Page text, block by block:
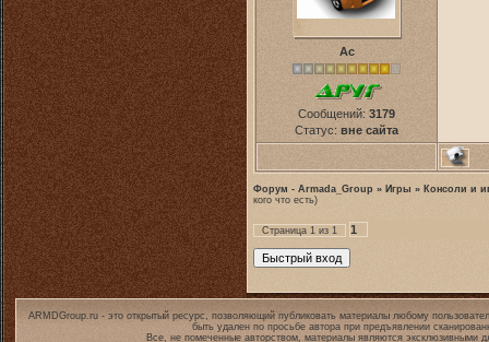
Ас
Сообщений: 3179
Статус: вне сайта
Форум - Armada_Group » Игры » Консоли и
кого что есть)
Страница 1 из 1 1
ARMDGroup.ru - это открытый ресурс, позволяющий публиковать материалы любому
быть удален по просьбе автора при предъявлении
Все, не помеченные авторством, материалы являются эксклюзивными